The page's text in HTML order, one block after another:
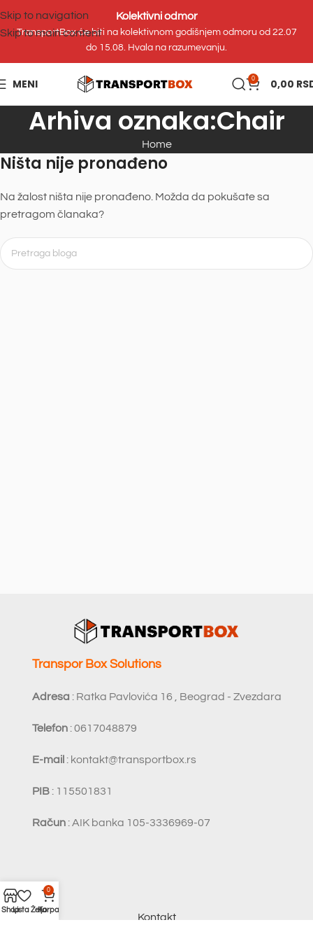
Kolektivni odmor
TransportBox će biti na kolektivnom godišnjem odmoru od 22.07
do 15.08. Hvala na razumevanju.
Skip to navigation
Skip to main content
MENI 0 0,00
Arhiva oznaka:Chair
Home
Ništa nije pronađeno
Na žalost ništa nije pronađeno. Možda da pokušate sa
pretragom članaka?
Transpor Box Solutions
Adresa : Ratka Pavlovića 16 , Beograd - Zvezdara
Telefon : 0617048879
E-mail : kontakt@transportbox.rs
PIB : 115501831
Račun : AIK banka 105-3336969-07
Kontakt
ShopLista Želja
0
Korpa